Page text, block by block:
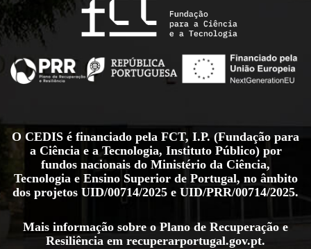
O CEDIS é financiado pela FCT, I.P. (Fundação para
a Ciência e a Tecnologia, Instituto Público) por
fundos nacionais do Ministério da Ciência,
Tecnologia e Ensino Superior de Portugal, no âmbito
dos projetos UID/00714/2025 e UID/PRR/00714/2025.
Mais informação sobre o Plano de Recuperação e
Resiliência em recuperarportugal.gov.pt.